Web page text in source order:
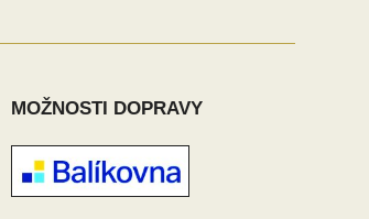
MOŽNOSTI DOPRAVY